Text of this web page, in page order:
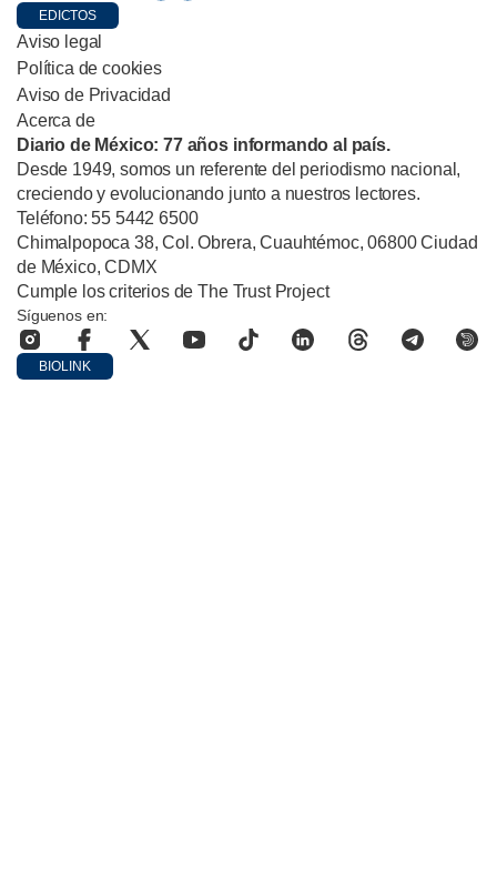
EDICTOS
Aviso legal
Política de cookies
Aviso de Privacidad
Acerca de
Diario de México: 77 años informando al país.
Desde 1949, somos un referente del periodismo nacional,
creciendo y evolucionando junto a nuestros lectores.
Teléfono: 55 5442 6500
Chimalpopoca 38, Col. Obrera, Cuauhtémoc, 06800 Ciudad
de México, CDMX
Cumple los criterios de The Trust Project
Síguenos en:
BIOLINK